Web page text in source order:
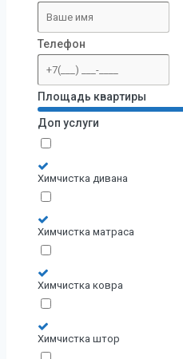
Телефон
Площадь квартиры
Доп услуги
Химчистка дивана
Химчистка матраса
Химчистка ковра
Химчистка штор